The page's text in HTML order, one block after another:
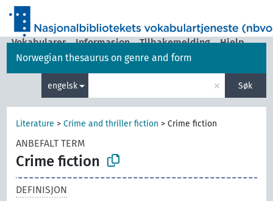
Grensesnittspråk: norsk bokmål
Vokabularer Informasjon Tilbakemelding
Hjelp
Norwegian thesaurus on genre and form
engelsk × Søk
Literature >Crime and thriller fiction >Crime fiction
ANBEFALT TERM
Crime fiction
DEFINISJON